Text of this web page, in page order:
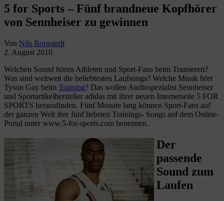
5 for Sports – Fünf brandneue Kopfhörer
von Sennheiser zu gewinnen
Von Nils Borgstedt
2. August 2010
Welchen Sound hören Athleten und Sport-Fans beim Trainieren?
Was sind weltweit die beliebtesten Laufsongs? Welche Musik hört
Tyson Gay beim Training? Das wollen Audiospezialist Sennheiser
und Sportartikelhersteller adidas mit ihrer neuen Internetseite 5 FOR
SPORTS herausfinden. Fünf Monate lang können Sport-Fans auf
der ganzen Welt ihre fünf liebsten Trainings- Songs auf dem Online-
Portal unter www.5-for-sports.com benennen.
Der
passende
Sound zum
Laufen